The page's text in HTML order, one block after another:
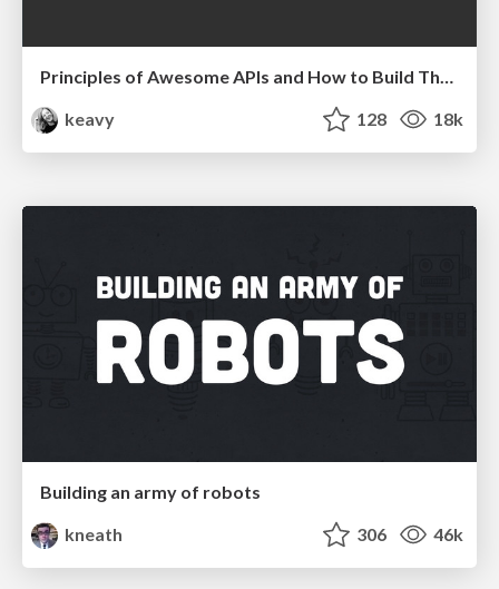
Principles of Awesome APIs and How to Build Them.
keavy
128 18k
Building an army of robots
kneath
306 46k